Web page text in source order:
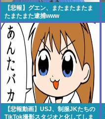
【悲報】グエン、またまたまたま
たまたまた逮捕www
【悲報動画】USJ、制服JKたちの
TikTok撮影スタジオと化してしま